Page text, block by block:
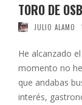
TORO DE
JULIO ALAMO
He alcanzado
momento no
que andabas
interés,